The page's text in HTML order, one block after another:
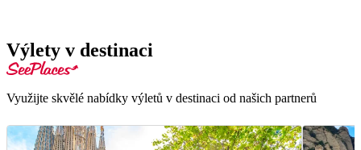
Výlety v destinaci
Využijte skvělé nabídky výletů v destinaci od našich partnerů